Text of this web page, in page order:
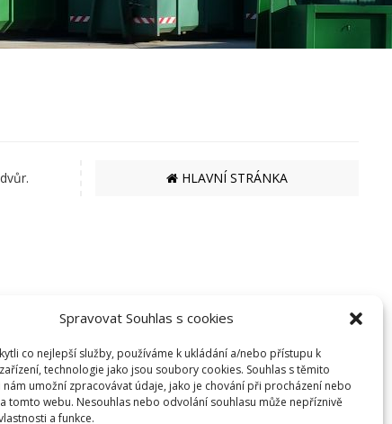
Spravovat Souhlas s cookies
co nejlepší služby, používáme k ukládání a/nebo přístupu k
technologie jako jsou soubory cookies. Souhlas s těmito
umožní zpracovávat údaje, jako je chování při procházení nebo
tomto webu. Nesouhlas nebo odvolání souhlasu může nepříznivě
a funkce.
HLAVNÍ STRÁNKA
EKO BI S.R.O.
SEMANÍNSKÁ 2050
560 02 ČESKÁ TŘEBOVÁ